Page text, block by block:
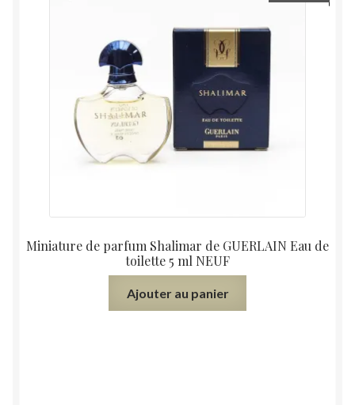
Miniature de parfum Shalimar de GUERLAIN Eau de
toilette 5 ml NEUF
Ajouter au panier